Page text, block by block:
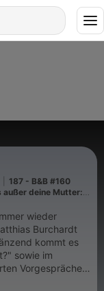
187 - B&B #160
außer deine Mutter:
Burchardt
kommt es
sowie im
Vorgesprächen